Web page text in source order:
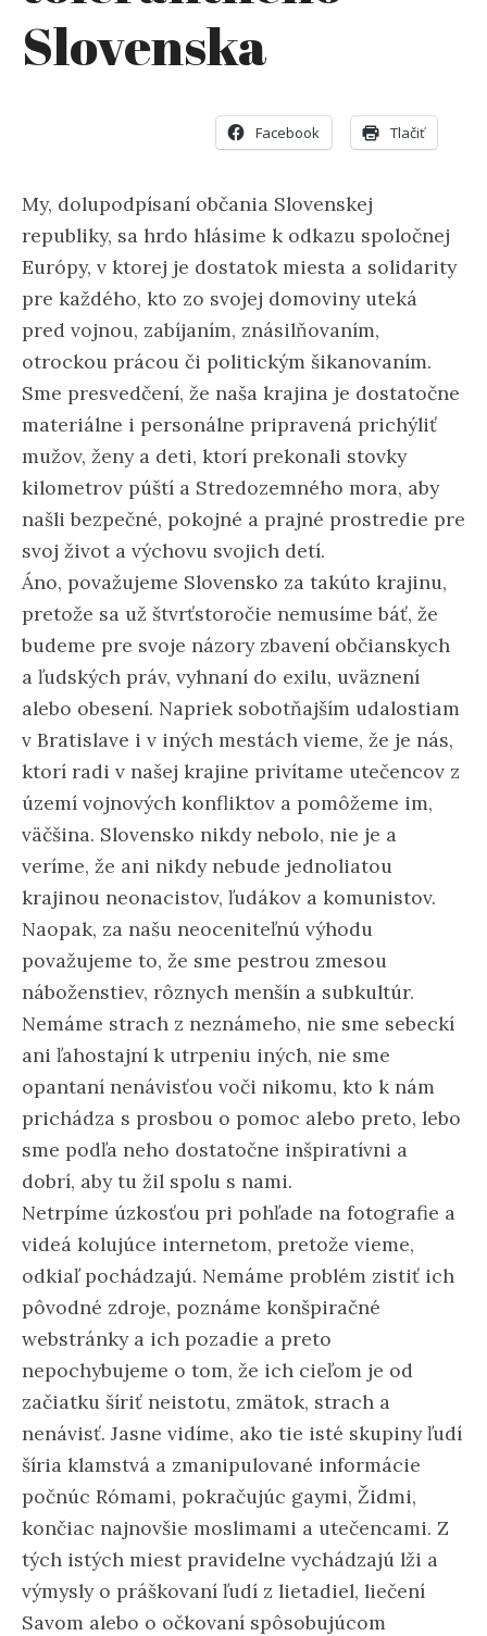
Slovenska
Facebook Tlačiť
My, dolupodpísaní občania Slovenskej
republiky, sa hrdo hlásime k odkazu spoločnej
Európy, v ktorej je dostatok miesta a solidarity
pre každého, kto zo svojej domoviny uteká
pred vojnou, zabíjaním, znásilňovaním,
otrockou prácou či politickým šikanovaním.
Sme presvedčení, že naša krajina je dostatočne
materiálne i personálne pripravená prichýliť
mužov, ženy a deti, ktorí prekonali stovky
kilometrov púští a Stredozemného mora, aby
našli bezpečné, pokojné a prajné prostredie pre
svoj život a výchovu svojich detí.
Áno, považujeme Slovensko za takúto krajinu,
pretože sa už štvrťstoročie nemusíme báť, že
budeme pre svoje názory zbavení občianskych
a ľudských práv, vyhnaní do exilu, uväznení
alebo obesení. Napriek sobotňajším udalostiam
v Bratislave i v iných mestách vieme, že je nás,
ktorí radi v našej krajine privítame utečencov z
území vojnových konfliktov a pomôžeme im,
väčšina. Slovensko nikdy nebolo, nie je a
veríme, že ani nikdy nebude jednoliatou
krajinou neonacistov, ľudákov a komunistov.
Naopak, za našu neoceniteľnú výhodu
považujeme to, že sme pestrou zmesou
náboženstiev, rôznych menšín a subkultúr.
Nemáme strach z neznámeho, nie sme sebeckí
ani ľahostajní k utrpeniu iných, nie sme
opantaní nenávisťou voči nikomu, kto k nám
prichádza s prosbou o pomoc alebo preto, lebo
sme podľa neho dostatočne inšpiratívni a
dobrí, aby tu žil spolu s nami.
Netrpíme úzkosťou pri pohľade na fotografie a
videá kolujúce internetom, pretože vieme,
odkiaľ pochádzajú. Nemáme problém zistiť ich
pôvodné zdroje, poznáme konšpiračné
webstránky a ich pozadie a preto
nepochybujeme o tom, že ich cieľom je od
začiatku šíriť neistotu, zmätok, strach a
nenávisť. Jasne vidíme, ako tie isté skupiny ľudí
šíria klamstvá a zmanipulované informácie
počnúc Rómami, pokračujúc gaymi, Židmi,
končiac najnovšie moslimami a utečencami. Z
tých istých miest pravidelne vychádzajú lži a
výmysly o práškovaní ľudí z lietadiel, liečení
Savom alebo o očkovaní spôsobujúcom